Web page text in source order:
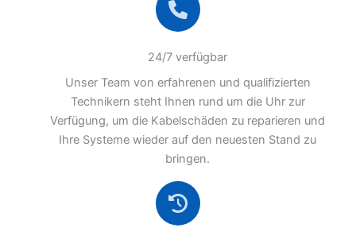
24/7 verfügbar
Unser Team von erfahrenen und qualifizierten
Technikern steht Ihnen rund um die Uhr zur
Verfügung, um die Kabelschäden zu reparieren und
Ihre Systeme wieder auf den neuesten Stand zu
bringen.